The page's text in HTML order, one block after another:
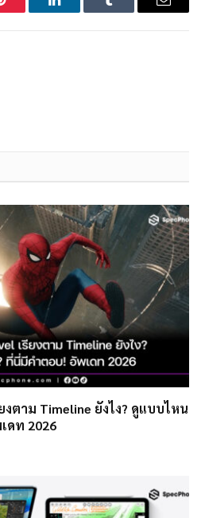
LinkedInTumblr Email
งตาม Timeline ยังไง? ดูแบบไหน
ดท 2026